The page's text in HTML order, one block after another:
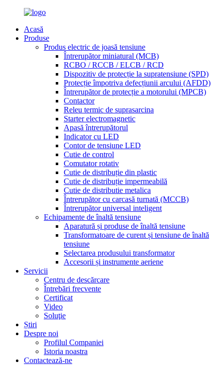
Acasă
Produse
Produs electric de joasă tensiune
Întrerupător miniatural (MCB)
RCBO / RCCB / ELCB / RCD
Dispozitiv de protecție la supratensiune (SPD)
Protecție împotriva defecțiunii arcului (AFDD)
Întrerupător de protecție a motorului (MPCB)
Contactor
Releu termic de suprasarcina
Starter electromagnetic
Apasă întrerupătorul
Indicator cu LED
Contor de tensiune LED
Cutie de control
Comutator rotativ
Cutie de distribuție din plastic
Cutie de distribuție impermeabilă
Cutie de distributie metalica
Întrerupător cu carcasă turnată (MCCB)
Întrerupător universal inteligent
Echipamente de înaltă tensiune
Aparatură și produse de înaltă tensiune
Transformatoare de curent și tensiune de înaltă
tensiune
Selectarea produsului transformator
Accesorii și instrumente aeriene
Servicii
Centru de descărcare
Întrebări frecvente
Certificat
Video
Soluţie
Știri
Despre noi
Profilul Companiei
Istoria noastra
Contactează-ne